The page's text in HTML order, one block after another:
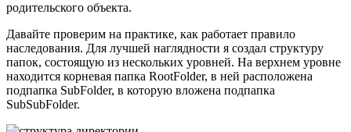
родительского объекта.
Давайте проверим на практике, как работает правило
наследования. Для лучшей наглядности я создал структуру
папок, состоящую из нескольких уровней. На верхнем уровне
находится корневая папка RootFolder, в ней расположена
подпапка SubFolder, в которую вложена подпапка
SubSubFolder.